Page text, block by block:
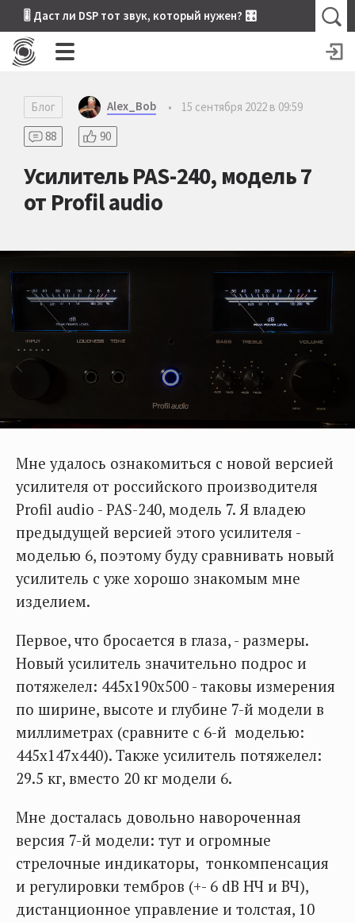
🎚 Даст ли DSP тот звук, который нужен? 🎛
Блог Alex_Bob •
15 сентября 2022 в 09:59
88
90
Усилитель PAS-240, модель 7
от Profil audio
Мне удалось ознакомиться с новой версией
усилителя от российского производителя
Profil audio - PAS-240, модель 7. Я владею
предыдущей версией этого усилителя -
моделью 6, поэтому буду сравнивать новый
усилитель с уже хорошо знакомым мне
изделием.
Первое, что бросается в глаза, - размеры.
Новый усилитель значительно подрос и
потяжелел: 445х190х500 - таковы измерения
по ширине, высоте и глубине 7-й модели в
миллиметрах (сравните с 6-й моделью:
445х147х440). Также усилитель потяжелел:
29.5 кг, вместо 20 кг модели 6.
Мне досталась довольно навороченная
версия 7-й модели: тут и огромные
стрелочные индикаторы, тонкомпенсация
и регулировки тембров (+- 6 dB НЧ и ВЧ),
дистанционное управление и толстая, 10